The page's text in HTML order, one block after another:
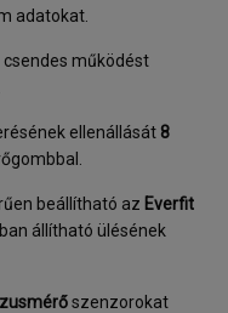
adatokat.
csendes működést
ellenállását 8
beállítható az Everfit
állítható ülésének
szenzorokat